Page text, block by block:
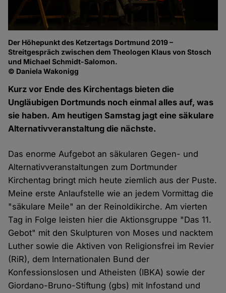
Der Höhepunkt des Ketzertags Dortmund 2019 –
Streitgespräch zwischen dem Theologen Klaus von Stosch
und Michael Schmidt-Salomon.
© Daniela Wakonigg
Kurz vor Ende des Kirchentags bieten die
Ungläubigen Dortmunds noch einmal alles auf, was
sie haben. Am heutigen Samstag jagt eine säkulare
Alternativveranstaltung die nächste.
Das enorme Aufgebot an säkularen Gegen- und
Alternativveranstaltungen zum Dortmunder
Kirchentag bringt mich heute ziemlich aus der Puste.
Meine erste Anlaufstelle wie an jedem Vormittag die
"säkulare Meile" an der Reinoldikirche. Am vierten
Tag in Folge leisten hier die Aktionsgruppe "Das 11.
Gebot" mit den Skulpturen von Moses und nacktem
Luther sowie die Aktiven von Religionsfrei im Revier
(RiR), dem Internationalen Bund der
Konfessionslosen und Atheisten (IBKA) sowie der
Giordano-Bruno-Stiftung (gbs) mit Infostand und